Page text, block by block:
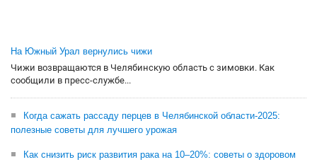
На Южный Урал вернулись чижи
Чижи возвращаются в Челябинскую область с зимовки. Как
сообщили в пресс-службе...
Когда сажать рассаду перцев в Челябинской области-2025:
полезные советы для лучшего урожая
Как снизить риск развития рака на 10–20%: советы о здоровом